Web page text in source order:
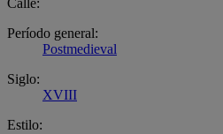
Calle:
Período general:
Postmedieval
Siglo:
XVIII
Estilo: